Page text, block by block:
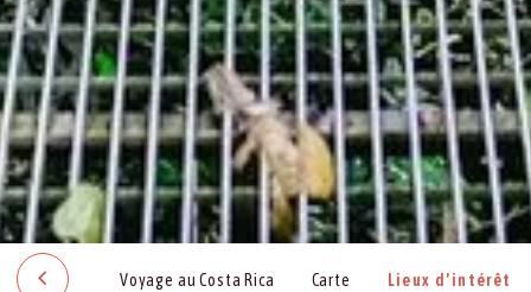
Voyage au Costa Rica Carte Lieux d’intérêt